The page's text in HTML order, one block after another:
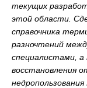
текущих
этой области.
справочника
разночтений
специалистами,
восстановления